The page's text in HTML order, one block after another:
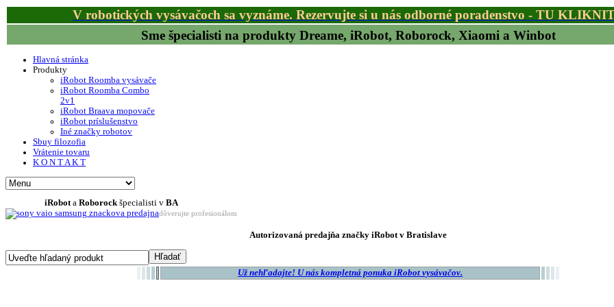
V robotických vysávačoch sa vyznáme. Rezervujte si u nás odborné poradenstvo - TU
Sme špecialisti na produkty Dreame, iRobot, Roborock, Xiaomi a Winbot
Hlavná stránka
Produkty
iRobot Roomba vysávače
iRobot Roomba Combo
2v1
iRobot Braava mopovače
iRobot príslušenstvo
Iné značky robotov
Sbuy filozofia
Vrátenie tovaru
K O N T A K T
iRobota Roborockšpecialisti v BA
dôverujte profesionálom
Autorizovaná predajňa značky iRobot v Bratislave
Už nehľadajte! U nás kompletná ponuka iRobot vysávačov.